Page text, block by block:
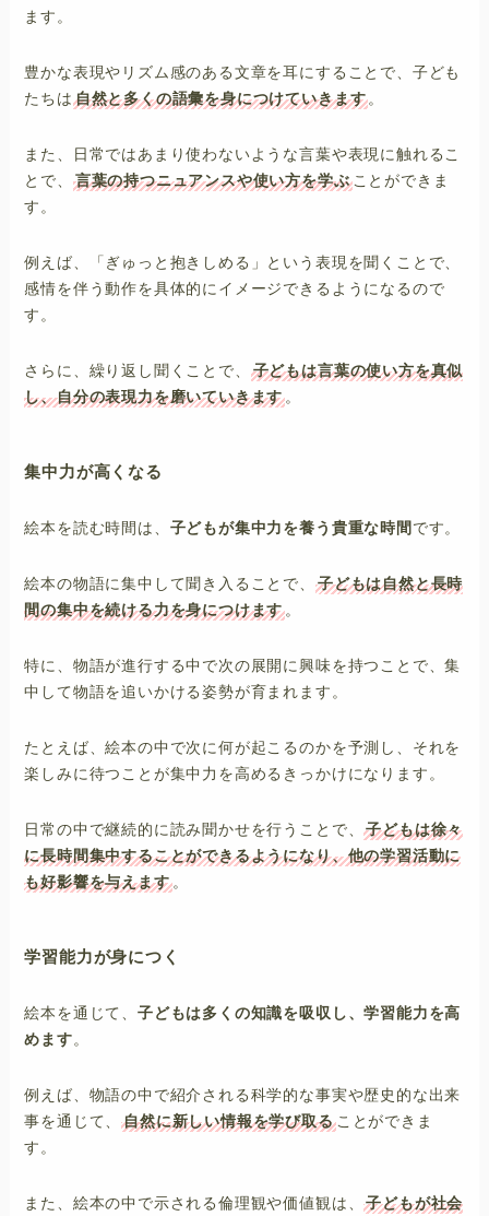
ます。
豊かな表現やリズム感のある文章を耳にすることで、子ども
たちは 自然と多くの語彙を身につけていきます 。
また、日常ではあまり使わないような言葉や表現に触れるこ
とで、
言葉の持つニュアンスや使い方を学ぶことができま
す。
例えば、「ぎゅっと抱きしめる」という表現を聞くことで、
感情を伴う動作を具体的にイメージできるようになるので
す。
さらに、繰り返し聞くことで、
子どもは言葉の使い方を真似
し、自分の表現力を磨いていきます 。
集中力が高くなる
絵本を読む時間は、 子どもが集中力を養う貴重な時間 です。
絵本の物語に集中して聞き入ることで、
子どもは自然と長時
間の集中を続ける力を身につけます 。
特に、物語が進行する中で次の展開に興味を持つことで、集
中して物語を追いかける姿勢が育まれます。
たとえば、絵本の中で次に何が起こるのかを予測し、それを
楽しみに待つことが集中力を高めるきっかけになります。
日常の中で継続的に読み聞かせを行うことで、子どもは徐々
に長時間集中することができるようになり、他の学習活動に
も好影響を与えます。
学習能力が身につく
絵本を通じて、子どもは多くの知識を吸収し、学習能力を高
めます 。
例えば、物語の中で紹介される科学的な事実や歴史的な出来
事を通じて、自然に新しい情報を学び取ることができま
す。
また、絵本の中で示される倫理観や価値観は、子どもが社会